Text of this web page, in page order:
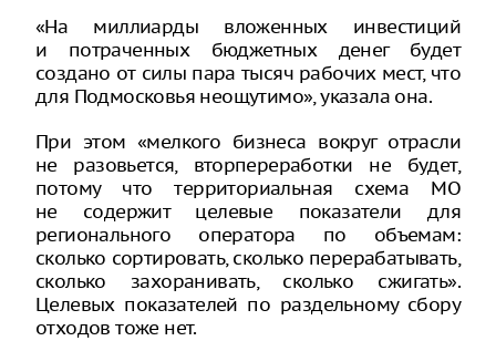
«На миллиарды вложенных инвестиций
и потраченных бюджетных денег будет
создано от силы пара тысяч рабочих мест, что
для Подмосковья неощутимо», указала она.
При этом «мелкого бизнеса вокруг отрасли
не разовьется, вторпереработки не будет,
потому что территориальная схема МО
не содержит целевые показатели для
регионального оператора по объемам:
сколько сортировать, сколько перерабатывать,
сколько захоранивать, сколько сжигать».
Целевых показателей по раздельному сбору
отходов тоже нет.